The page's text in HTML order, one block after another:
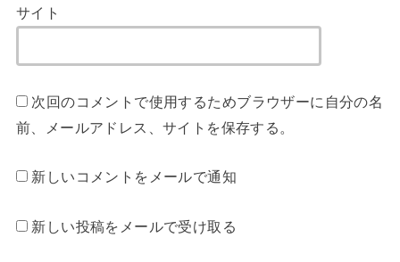
サイト
次回のコメントで使用するためブラウザーに自分の名
前、メールアドレス、サイトを保存する。
新しいコメントをメールで通知
新しい投稿をメールで受け取る